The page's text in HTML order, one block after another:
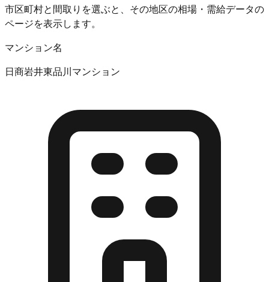
市区町村と間取りを選ぶと、その地区の相場・需給データの
ページを表示します。
マンション名
日商岩井東品川マンション